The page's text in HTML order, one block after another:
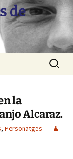
de
Buscar:
la
Alcaraz.
, Personatges